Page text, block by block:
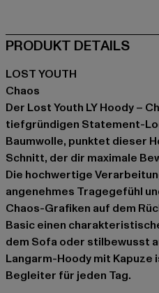
PRODUKT DETAILS
LOST YOUTH
Chaos
Der Lost Youth LY Hoody –
tiefgründigen Statement-
Baumwolle, punktet dieser
Schnitt, der dir maximale
Die hochwertige
angenehmes Tragegefühl
Chaos-Grafiken auf dem
Basic einen
dem Sofa oder stilbewusst
Langarm-Hoody mit
Begleiter für jeden Tag.